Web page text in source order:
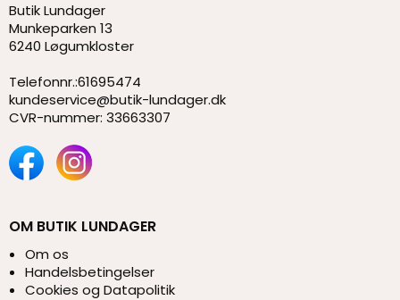
Butik Lundager
Munkeparken 13
6240 Løgumkloster
Telefonnr.:61695474
kundeservice@butik-lundager.dk
CVR-nummer: 33663307
OM BUTIK LUNDAGER
Om os
Handelsbetingelser
Cookies og Datapolitik